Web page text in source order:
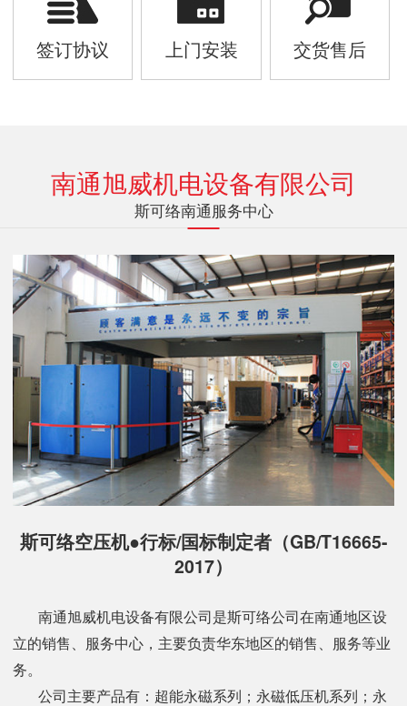
签订协议 上门安装 交货售后
南通旭威机电设备有限公司
斯可络南通服务中心
斯可络空压机●行标/国标制定者（GB/T16665-
2017）
南通旭威机电设备有限公司是斯可络公司在南通地区设
立的销售、服务中心，主要负责华东地区的销售、服务等业
务。
公司主要产品有：超能永磁系列；永磁低压机系列；永